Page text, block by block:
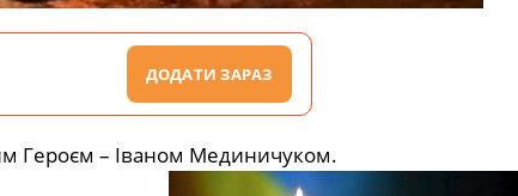
ДОДАТИ ЗАРАЗ
Героєм – Іваном Мединичуком.